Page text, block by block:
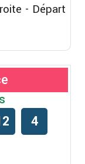
- Départ
4